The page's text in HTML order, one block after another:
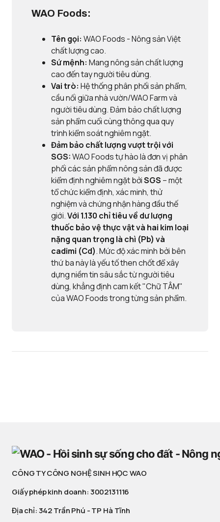
WAO Foods:
Tên gọi: WAO Foods - Nông sản Việt
chất lượng cao.
Sứ mệnh: Mang nông sản chất lượng
cao đến tay người tiêu dùng.
Vai trò: Hệ thống phân phối sản phẩm,
cầu nối giữa nhà vườn/WAO Farm và
người tiêu dùng. Đảm bảo chất lượng
sản phẩm cuối cùng thông qua quy
trình kiểm soát nghiêm ngặt.
Đảm bảo chất lượng vượt trội với
SGS:WAO Foods tự hào là đơn vị phân
phối các sản phẩm nông sản đã được
kiểm định nghiêm ngặt bởiSGS – một
tổ chức kiểm định, xác minh, thử
nghiệm và chứng nhận hàng đầu thế
giới.Với 1.130 chỉ tiêu về dư lượng
thuốc bảo vệ thực vật và hai kim loại
nặng quan trọng là chì (Pb) và
cadimi (Cd). Mức độ xác minh bởi bên
thứ ba này là yếu tố then chốt để xây
dựng niềm tin sâu sắc từ người tiêu
dùng, khẳng định cam kết "Chữ TÂM"
của WAO Foods trong từng sản phẩm.
CÔNG TY CÔNG NGHỆ SINH HỌC WAO
Giấy phép kinh doanh: 3002131116
Địa chỉ: 342 Trần Phú - TP Hà Tĩnh